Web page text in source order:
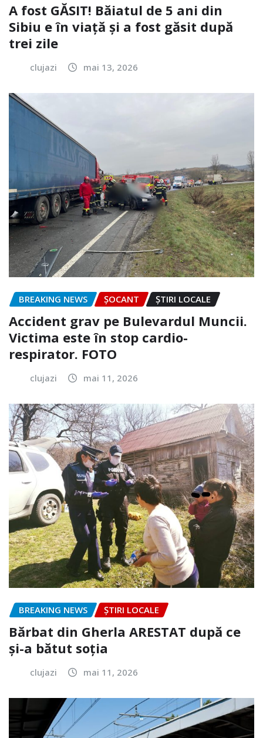
A fost GĂSIT! Băiatul de 5 ani din
Sibiu e în viață și a fost găsit după
trei zile
clujazi mai 13, 2026
BREAKING NEWS ȘOCANT ȘTIRI LOCALE
Accident grav pe Bulevardul Muncii.
Victima este în stop cardio-
respirator. FOTO
clujazi mai 11, 2026
BREAKING NEWS ȘTIRI LOCALE
Bărbat din Gherla ARESTAT după ce
și-a bătut soția
clujazi mai 11, 2026